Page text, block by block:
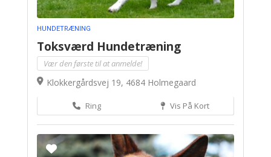
HUNDETRÆNING
Toksværd Hundetræning
Vær den første til at anmelde!
Klokkergårdsvej 19, 4684 Holmegaard
Ring Vis På Kort